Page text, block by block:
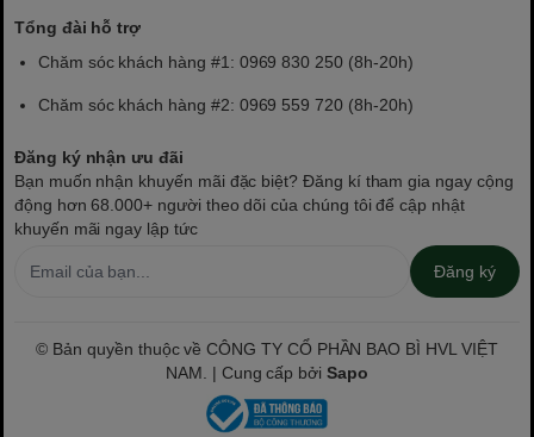
Tổng đài hỗ trợ
Chăm sóc khách hàng #1: 0969 830 250 (8h-20h)
Chăm sóc khách hàng #2: 0969 559 720 (8h-20h)
Đăng ký nhận ưu đãi
Bạn muốn nhận khuyến mãi đặc biệt? Đăng kí tham gia ngay cộng
động hơn 68.000+ người theo dõi của chúng tôi để cập nhật
khuyến mãi ngay lập tức
Đăng ký
© Bản quyền thuộc về CÔNG TY CỔ PHẦN BAO BÌ HVL VIỆT
NAM. | Cung cấp bởiSapo